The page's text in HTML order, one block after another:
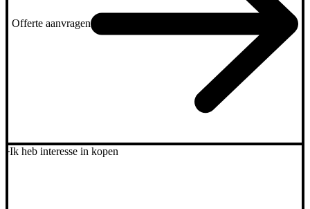
Offerte aanvragen
Ik heb interesse in kopen